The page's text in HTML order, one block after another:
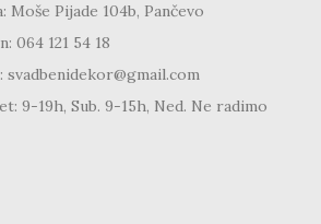
Moše Pijade 104b, Pančevo
064 121 54 18
svadbenidekor@gmail.com
9-19h, Sub. 9-15h, Ned. Ne radimo